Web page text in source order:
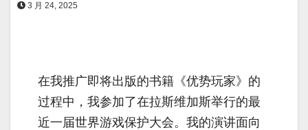
3 月 24, 2025
在我推广即将出版的书籍《优势玩家》的
过程中，我参加了在拉斯维加斯举行的最
近一届世界游戏保护大会。我的演讲面向